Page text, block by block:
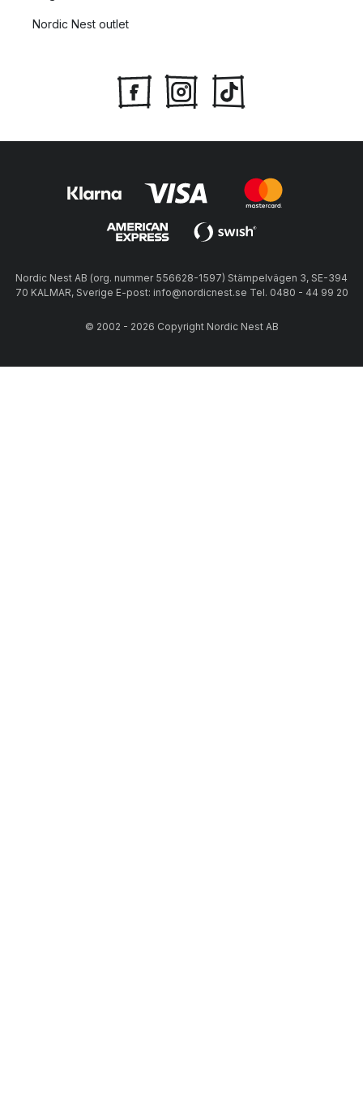
Nordic Nest outlet
Nordic Nest AB (org. nummer 556628-1597) Stämpelvägen 3, SE-394
70 KALMAR, Sverige E-post: info@nordicnest.se Tel. 0480 - 44 99 20
© 2002 - 2026 Copyright Nordic Nest AB